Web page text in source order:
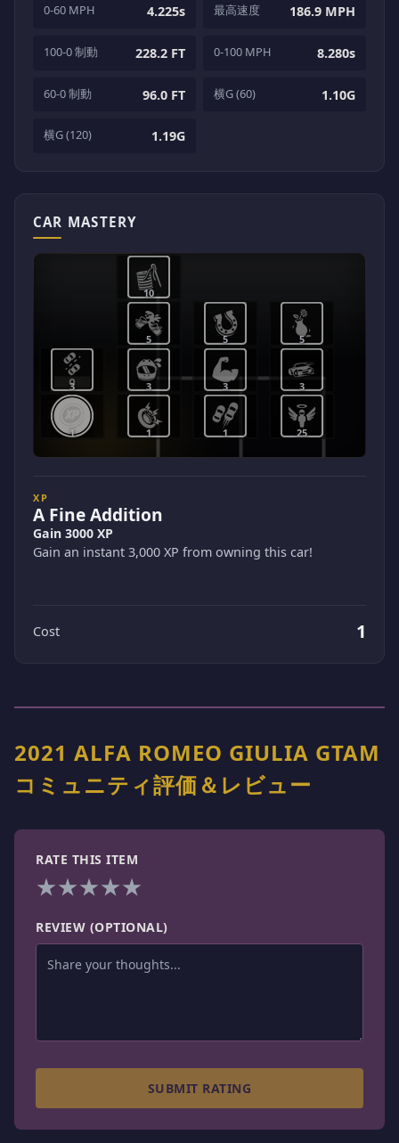
0-60 MPH 4.225s 最高速度 186.9 MPH
100-0 制動 228.2 FT 0-100 MPH 8.280s
60-0 制動 96.0 FT 横G (60) 1.10G
横G (120) 1.19G
CAR MASTERY
1 1 1 25
3 3 3 3
5 5 5
10
XP
A Fine Addition
Gain 3000 XP
Gain an instant 3,000 XP from owning this car!
Cost 1
2021 ALFA ROMEO GIULIA GTAM
コミュニティ評価＆レビュー
RATE THIS ITEM
★★★★★
REVIEW (OPTIONAL)
SUBMIT RATING